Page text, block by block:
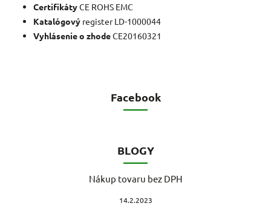
CertifikátyCE ROHS EMC
Katalógový register LD-1000044
Vyhlásenie o zhodeCE20160321
Facebook
BLOGY
Nákup tovaru bez DPH
14.2.2023